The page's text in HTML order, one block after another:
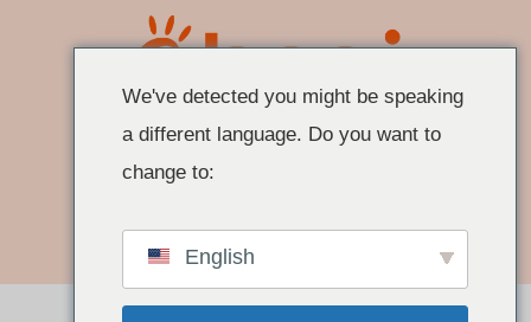
Cytuj Teraz
We've detected you might be speaking
a different language. Do you want to
change to:
English